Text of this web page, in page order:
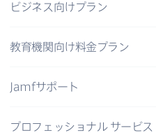
ビジネス向けプラン
教育機関向け料金プラン
Jamfサポート
プロフェッショナル サービス